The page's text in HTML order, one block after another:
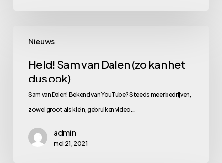
Nieuws
Sam
Dalen
Held! Sam van Dalen (zo kan het
dus ook)
Sam van Dalen! Bekend van YouTube? Steeds meer bedrijven,
zowel groot als klein, gebruiken video.…
admin
mei 21, 2021